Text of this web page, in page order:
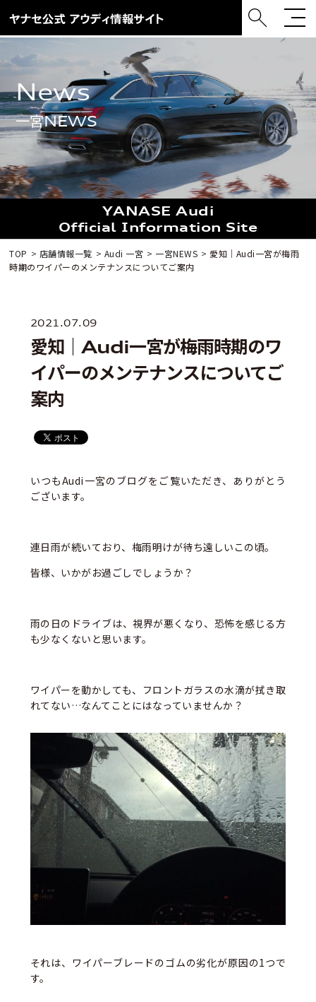
news
一宮NEWS
YANASE Audi
Official Information Site
TOP 店舗情報一覧 Audi 一宮 一宮NEWS
愛知｜Audi一宮が梅雨
時期のワイパーのメンテナンスについてご案内
2021.07.09
愛知｜Audi一宮が梅雨時期のワ
イパーのメンテナンスについてご
案内
いつもAudi一宮のブログをご覧いただき、ありがとう
ございます。
連日雨が続いており、梅雨明けが待ち遠しいこの頃。
皆様、いかがお過ごしでしょうか？
雨の日のドライブは、視界が悪くなり、恐怖を感じる方
も少なくないと思います。
ワイパーを動かしても、フロントガラスの水滴が拭き取
れてない…なんてことにはなっていませんか？
それは、ワイパーブレードのゴムの劣化が原因の1つで
す。